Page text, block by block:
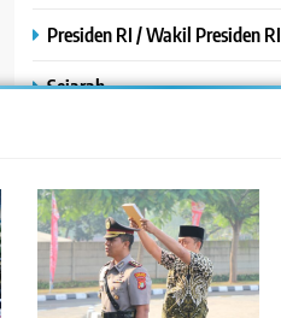
Presiden RI / Wakil Presiden RI
Sejarah
SPPG /MBG
TNI AU
TNI POLRI